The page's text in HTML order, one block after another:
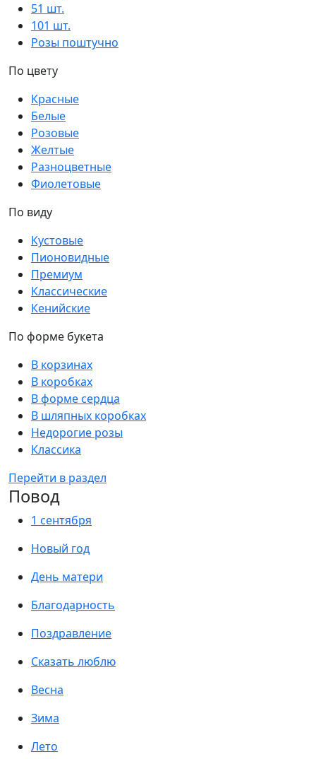
51 шт.
101 шт.
Розы поштучно
По цвету
Красные
Белые
Розовые
Желтые
Разноцветные
Фиолетовые
По виду
Кустовые
Пионовидные
Премиум
Классические
Кенийские
По форме букета
В корзинах
В коробках
В форме сердца
В шляпных коробках
Недорогие розы
Классика
Перейти в раздел
Повод
1 сентября
Новый год
День матери
Благодарность
Поздравление
Сказать люблю
Весна
Зима
Лето